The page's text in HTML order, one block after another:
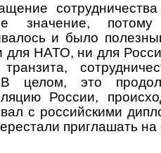
значение,
и было
для НАТО, ни для
целом, это
России,
с российскими
приглашать